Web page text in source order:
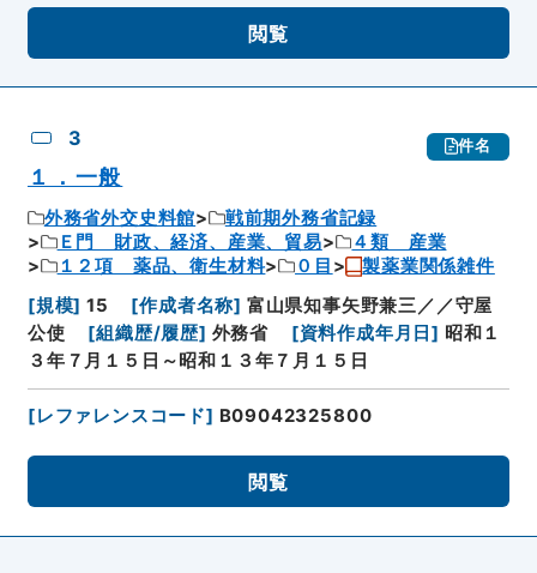
閲覧
3 件名
１．一般
外務省外交史料館
戦前期外務省記録
Ｅ門 財政、経済、産業、貿易
４類 産業
１２項 薬品、衛生材料
０目
製薬業関係雑件
[規模] 15 [作成者名称] 富山県知事矢野兼三／／守屋
公使
[組織歴/履歴] 外務省 [資料作成年月日] 昭和１
３年７月１５日～昭和１３年７月１５日
[レファレンスコード] B09042325800
閲覧